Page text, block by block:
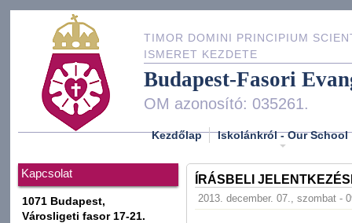
TIMOR DOMINI PRINCIPIUM
ISMERET KEZDETE
Budapest-Fasori
OM azonosító: 035261.
Kezdőlap Iskolánkról - Our School
Kapcsolat
1071 Budapest,
Városligeti fasor 17-21.
ÍRÁSBELI
2013. december. 07., szombat -